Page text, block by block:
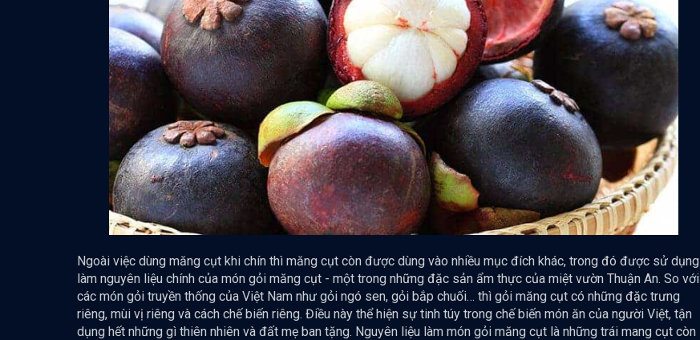
Ngoài việc dùng măng cụt khi chín thì măng cụt còn được dùng vào nhiều mục đích khác, trong đó được sử dụng
làm nguyên liệu chính của món gỏi măng cụt - một trong những đặc sản ẩm thực của miệt vườn Thuận An. So với
các món gỏi truyền thống của Việt Nam như gỏi ngó sen, gỏi bắp chuối… thì gỏi măng cụt có những đặc trưng
riêng, mùi vị riêng và cách chế biến riêng. Điều này thể hiện sự tinh túy trong chế biến món ăn của người Việt, tận
dụng hết những gì thiên nhiên và đất mẹ ban tặng. Nguyên liệu làm món gỏi măng cụt là những trái mang cụt còn